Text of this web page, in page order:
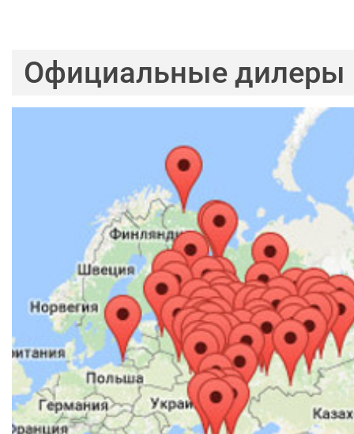
Официальные дилеры